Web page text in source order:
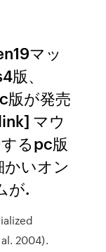
マッ
、
版が発売
マウ
るpc版
いオン
が.
2004).